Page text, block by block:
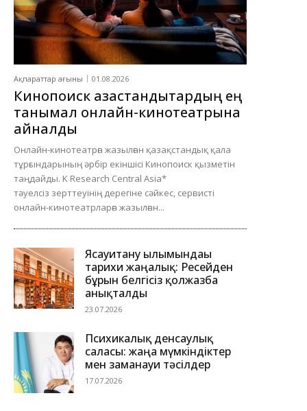
Ақпараттар ағыны 01.08.2026
Кинопоиск қазақстандықтардың ең
танымал онлайн-кинотеатрына
айналды
Онлайн-кинотеатрға жазылған қазақстандық қала
тұрғындарының әрбір екіншісі Кинопоиск қызметін
таңдайды. K Research Central Asia*
тәуелсіз зерттеуінің дерегіне сәйкес, сервисті
онлайн-кинотеатрларға жазылған...
Ясауитану ғылымындағы
тарихи жаңалық: Ресейден
бұрын белгісіз қолжазба
анықталды
23.07.2026
Психикалық денсаулық
саласы: жаңа мүмкіндіктер
мен заманауи тәсілдер
17.07.2026